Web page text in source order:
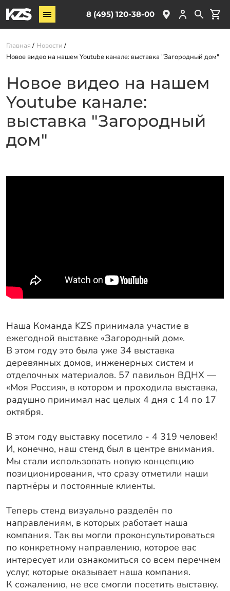
8 (495) 120-38-00
Винтовые сваи
ЖБ сваи
Обвязка свай
Услуги
О компании
Акции
Новости
Программа лояльности
Калькулятор ЖБ свай
Заказать звонок
Главная
Новости
Новое видео на нашем Youtube канале: выставка "Загородный дом"
Новое видео на нашем
Youtube канале:
выставка "Загородный
дом"
Наша Команда KZS принимала участие в
ежегодной выставке «Загородный дом».
В этом году это была уже 34 выставка
деревянных домов, инженерных систем и
отделочных материалов. 57 павильон ВДНХ —
«Моя Россия», в котором и проходила выставка,
радушно принимал нас целых 4 дня с 14 по 17
октября.
В этом году выставку посетило - 4 319 человек!
И, конечно, наш стенд был в центре внимания.
Мы стали использовать новую концепцию
позиционирования, что сразу отметили наши
партнёры и постоянные клиенты.
Теперь стенд визуально разделён по
направлениям, в которых работает наша
компания. Так вы могли проконсультироваться
по конкретному направлению, которое вас
интересует или ознакомиться со всем перечнем
услуг, которые оказывает наша компания.
К сожалению, не все смогли посетить выставку.